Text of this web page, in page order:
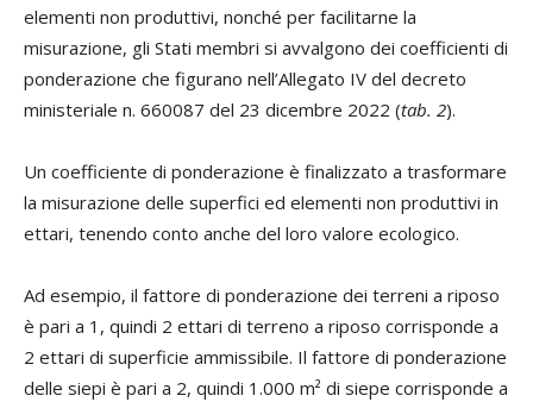
elementi non produttivi, nonché per facilitarne la
misurazione, gli Stati membri si avvalgono dei coefficienti di
ponderazione che figurano nell’Allegato IV del decreto
ministeriale n. 660087 del 23 dicembre 2022 (tab. 2).
Un coefficiente di ponderazione è finalizzato a trasformare
la misurazione delle superfici ed elementi non produttivi in
ettari, tenendo conto anche del loro valore ecologico.
Ad esempio, il fattore di ponderazione dei terreni a riposo
è pari a 1, quindi 2 ettari di terreno a riposo corrisponde a
2 ettari di superficie ammissibile. Il fattore di ponderazione
delle siepi è pari a 2, quindi 1.000 m² di siepe corrisponde a